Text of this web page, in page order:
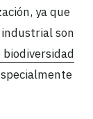
ya que
son